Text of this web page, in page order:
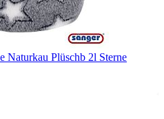
Naturkau Plüschb 2l Sterne